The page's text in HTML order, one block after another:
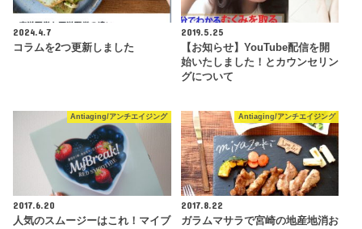
2024.4.7
コラムを2つ更新しました
2019.5.25
【お知らせ】YouTube配信を開
始いたしました！とカウンセリン
グについて
Antiaging/アンチエイジング
2017.6.20
人気のスムージーはこれ！マイブ
Antiaging/アンチエイジング
2017.8.22
ガラムマサラで宮崎の地産地消お